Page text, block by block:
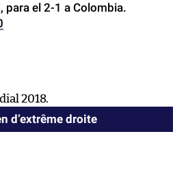
para el 2-1 a Colombia.
2018.
d’extrême droite